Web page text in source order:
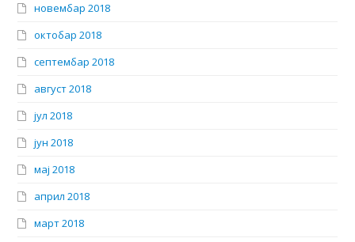
новембар 2018
октобар 2018
септембар 2018
август 2018
јул 2018
јун 2018
мај 2018
април 2018
март 2018